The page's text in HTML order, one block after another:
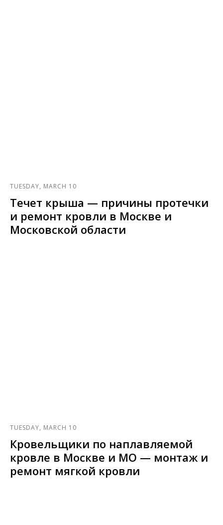
TUESDAY, MARCH 10
Течет крыша — причины протечки
и ремонт кровли в Москве и
Московской области
TUESDAY, MARCH 10
Кровельщики по наплавляемой
кровле в Москве и МО — монтаж и
ремонт мягкой кровли